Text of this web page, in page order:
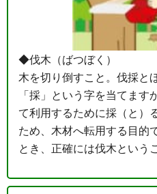
◆伐木（ばつぼく）
木を切り倒すこと。伐採と
「採」という字を当てま
て利用するために採（と）
ため、木材へ転用する目的
とき、正確には伐木という